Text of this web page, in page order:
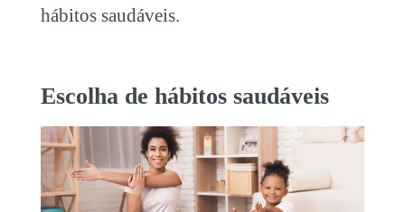
hábitos saudáveis.
Escolha de hábitos saudáveis